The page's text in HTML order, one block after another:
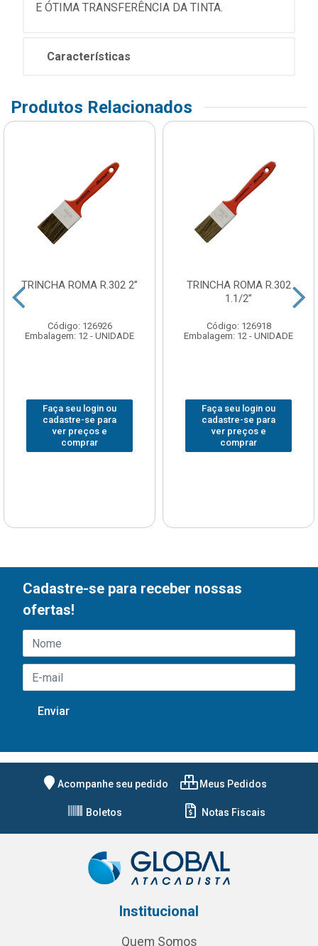
E ÓTIMA TRANSFERÊNCIA DA TINTA.
Características
Produtos Relacionados
TRINCHA ROMA R.302 2”
Código: 126926
Embalagem: 12 - UNIDADE
Faça seu login ou
cadastre-se para
ver preços e
comprar
TRINCHA ROMA R.302
1.1/2”
Código: 126918
Embalagem: 12 - UNIDADE
Faça seu login ou
cadastre-se para
ver preços e
comprar
Cadastre-se para receber nossas
ofertas!
Acompanhe seu pedido Meus Pedidos
Boletos Notas Fiscais
Institucional
Quem Somos